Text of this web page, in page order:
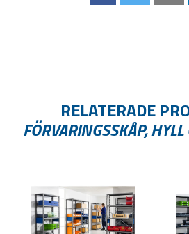
RELATERADE
FÖRVARINGSSKÅP,